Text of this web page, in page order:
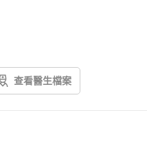
查看醫生檔案